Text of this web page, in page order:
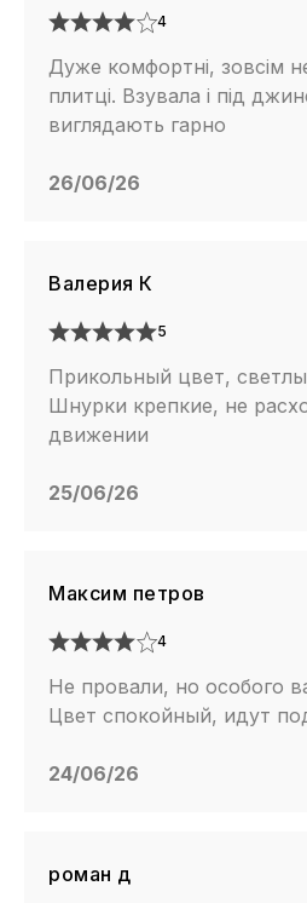
4
Дуже комфортні, зовсім
плитці. Взувала і під
виглядають гарно
26/06/26
Валерия К
5
Прикольный цвет,
Шнурки крепкие, не
движении
25/06/26
Максим петров
4
Не провали, но особого
Цвет спокойный, идут
24/06/26
роман д